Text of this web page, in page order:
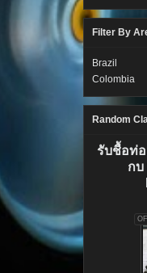
Filter By
Brazil
Colombia
Random
รับชื้อท่
กบ